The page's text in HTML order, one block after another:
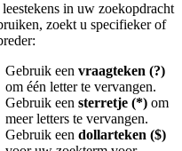
in uw zoekopdracht
zoekt u specifieker of
Gebruik een vraagteken (?)
om één letter te vervangen.
Gebruik een sterretje (*) om
meer letters te vervangen.
Gebruik een dollarteken ($)